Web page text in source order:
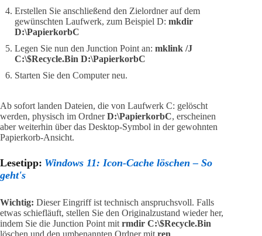
Erstellen Sie anschließend den Zielordner auf dem
gewünschten Laufwerk, zum Beispiel D: mkdir
D:\PapierkorbC
Legen Sie nun den Junction Point an: mklink /J
C:\$Recycle.Bin D:\PapierkorbC
Starten Sie den Computer neu.
Ab sofort landen Dateien, die von Laufwerk C: gelöscht
werden, physisch im OrdnerD:\PapierkorbC, erscheinen
aber weiterhin über das Desktop-Symbol in der gewohnten
Papierkorb-Ansicht.
Lesetipp: Windows 11: Icon-Cache löschen – So
geht's
Wichtig: Dieser Eingriff ist technisch anspruchsvoll. Falls
etwas schiefläuft, stellen Sie den Originalzustand wieder her,
indem Sie die Junction Point mit rmdir C:\$Recycle.Bin
löschen und den umbenannten Ordner mit ren